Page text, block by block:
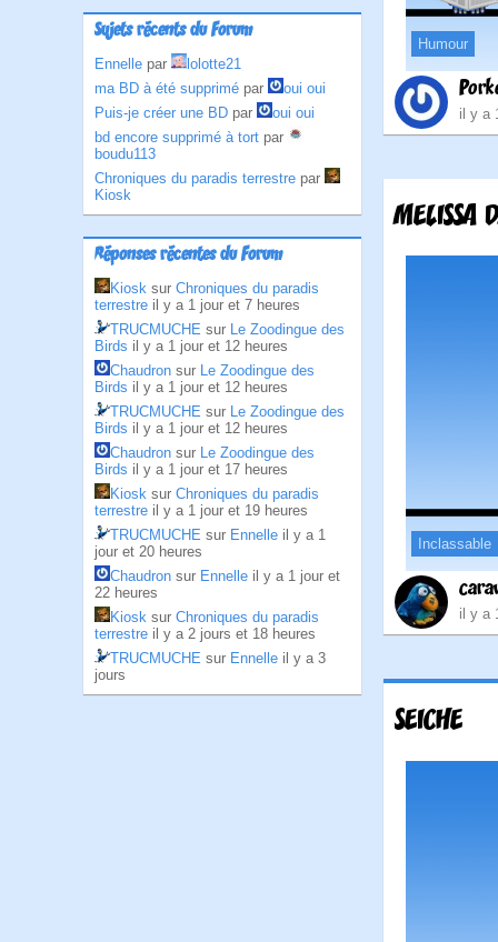
Sujets récents du Forum
Ennelle par
lolotte21
ma BD à été supprimé par
oui oui
Puis-je créer une BD par
oui oui
bd encore supprimé à tort par
boudu113
Chroniques du paradis terrestre par
Kiosk
Réponses récentes du Forum
Kiosk sur Chroniques du paradis
terrestre il y a 1 jour et 7 heures
TRUCMUCHE sur Le Zoodingue des
Birds il y a 1 jour et 12 heures
Chaudron sur Le Zoodingue des
Birds il y a 1 jour et 12 heures
TRUCMUCHE sur Le Zoodingue des
Birds il y a 1 jour et 12 heures
Chaudron sur Le Zoodingue des
Birds il y a 1 jour et 17 heures
Kiosk sur Chroniques du paradis
terrestre il y a 1 jour et 19 heures
TRUCMUCHE sur Ennelle il y a 1
jour et 20 heures
Chaudron sur Ennelle il y a 1 jour et
22 heures
Kiosk sur Chroniques du paradis
terrestre il y a 2 jours et 18 heures
TRUCMUCHE sur Ennelle il y a 3
jours
Humour
il y a
MELISSA
Inclassable
il y a
SEICHE